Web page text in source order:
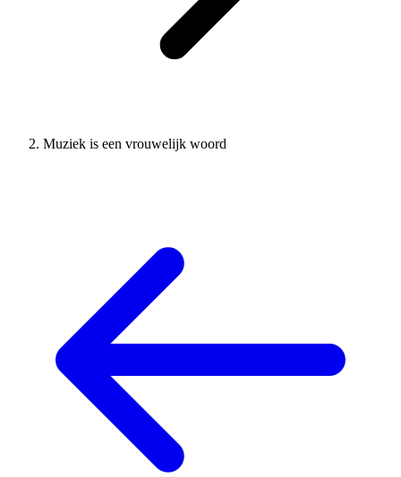
Muziek is een vrouwelijk woord